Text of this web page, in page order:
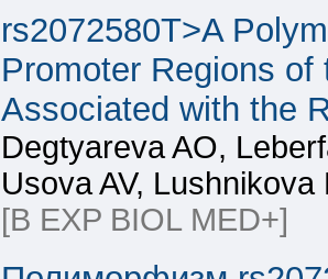
rs2072580T>A
Promoter Regions
Associated with the
Degtyareva AO,
Usova AV,
[B EXP BIOL MED+]